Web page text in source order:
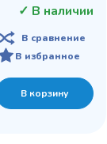
✓ В наличии
В сравнение
В избранное
В корзину